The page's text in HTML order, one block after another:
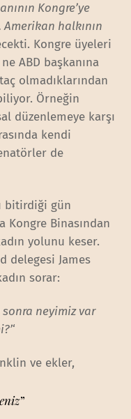
Kongre’ye
halkının
Kongre üyeleri
ABD başkanına
olmadıklarından
Örneğin
düzenlemeye karşı
kendi
de
bitirdiği gün
Kongre Binasından
yolunu keser.
delegesi James
sorar:
neyimiz var
‘
ve ekler,
”